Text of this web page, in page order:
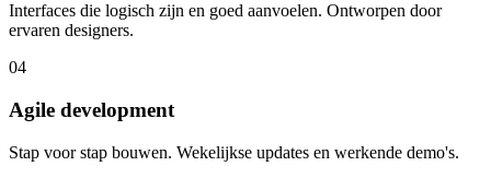
Interfaces die logisch zijn en goed aanvoelen. Ontworpen door
ervaren designers.
04
Agile development
Stap voor stap bouwen. Wekelijkse updates en werkende demo's.